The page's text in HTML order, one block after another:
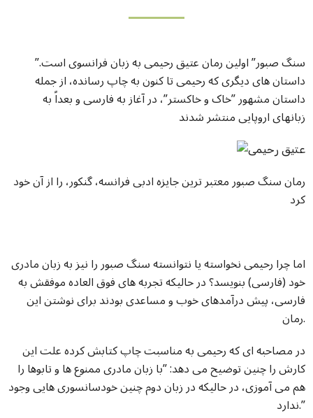
”سنگ صبور” اولین رمان عتیق رحیمی به زبان فرانسوی است.
داستان های دیگری که رحیمی تا کنون به چاپ رسانده، از جمله
داستان مشهور ”خاک و خاکستر”، در آغاز به فارسی و بعداً به
زبانهای اروپایی منتشر شدند
رمان سنگ صبور معتبر ترین جایزه ادبی فرانسه، گنکور، را از آن خود
کرد
اما چرا رحیمی نخواسته یا نتوانسته سنگ صبور را نیز به زبان مادری
خود (فارسی) بنویسد؟ در حالیکه تجربه های فوق العاده موفقش به
فارسی، پیش درآمدهای خوب و مساعدی بودند برای نوشتن این
رمان.
در مصاحبه ای که رحیمی به مناسبت چاپ کتابش کرده علت این
کارش را چنین توضیح می دهد: ”با زبان مادری ممنوع ها و تابوها را
هم می آموزی، در حالیکه در زبان دوم چنین خودسانسوری هایی وجود
ندارد.”